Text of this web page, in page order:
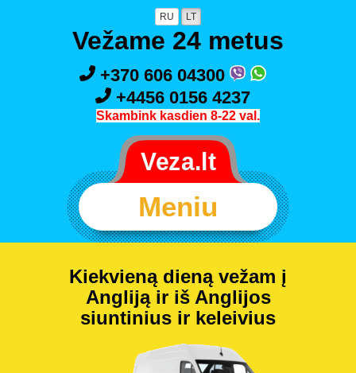
RU LT
Vežame 24 metus
+370 606 04300
+4456 0156 4237
Skambink kasdien 8-22 val.
Meniu
Kiekvieną dieną vežam į
Angliją ir iš Anglijos
siuntinius ir keleivius